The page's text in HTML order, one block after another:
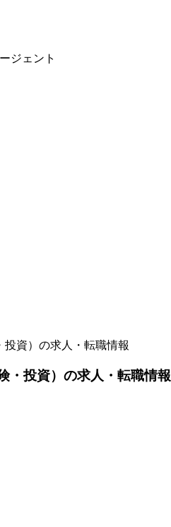
ジェント
投資）の求人・転職情報
・投資）の求人・転職情報